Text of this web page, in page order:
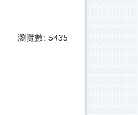
瀏覽數: 5435